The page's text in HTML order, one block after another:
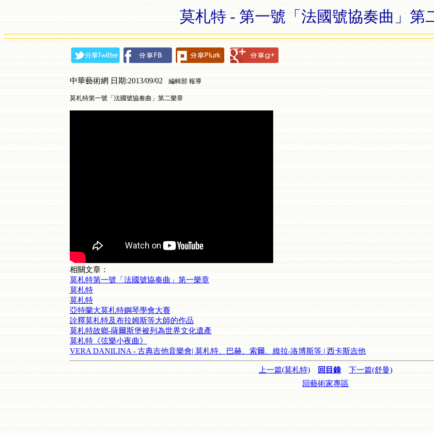
莫札特 - 第一號「法國號協奏曲」第
中華藝術網 日期:2013/09/02 編輯部 報導
莫札特第一號「法國號協奏曲」第二樂章
相關文章：
莫札特第一號「法國號協奏曲」第一樂章
莫札特
莫札特
亞特蘭大莫札特鋼琴學會大賽
詮釋莫札特及布拉姆斯等大師的作品
莫札特故鄉-薩爾斯堡被列為世界文化遺產
莫札特《弦樂小夜曲》
VERA DANILINA - 古典吉他音樂會| 莫札特、巴赫、索爾、維拉-洛博斯等 | 西卡斯吉他
上一篇(莫札特) 回目錄
下一篇(舒曼)
回藝術家專區